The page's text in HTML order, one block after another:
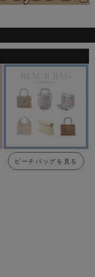
ビーチバッグを見る